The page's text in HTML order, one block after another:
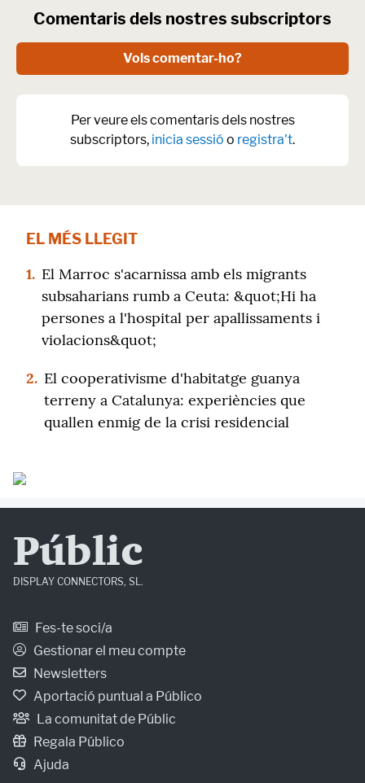
Comentaris dels nostres subscriptors
Vols comentar-ho?
Per veure els comentaris dels nostres
subscriptors, inicia sessió o registra't.
EL MÉS LLEGIT
1. El Marroc s'acarnissa amb els migrants
subsaharians rumb a Ceuta: &quot;Hi ha
persones a l'hospital per apallissaments i
violacions&quot;
2. El cooperativisme d'habitatge guanya
terreny a Catalunya: experiències que
quallen enmig de la crisi residencial
Públic
DISPLAY CONNECTORS, SL.
Fes-te soci/a
Gestionar el meu compte
Newsletters
Aportació puntual a Público
La comunitat de Públic
Regala Público
Ajuda